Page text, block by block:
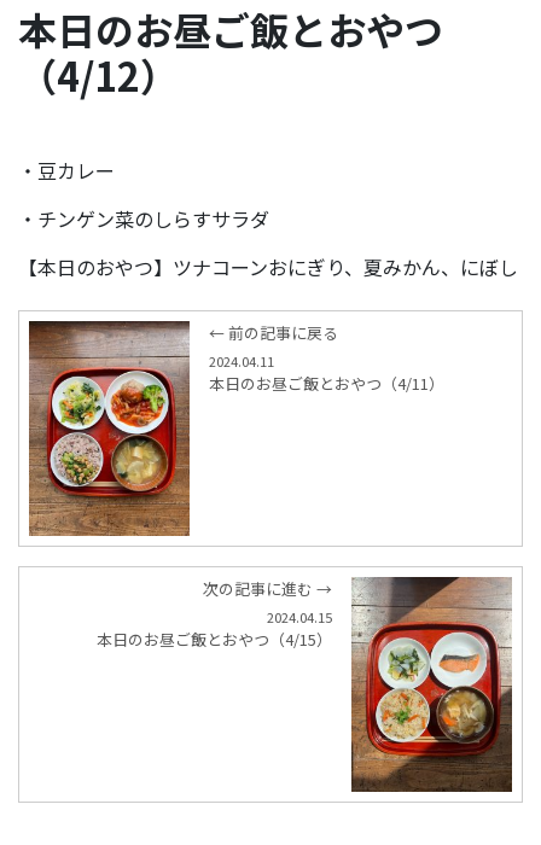
本日のお昼ご飯とおやつ
（4/12）
・豆カレー
・チンゲン菜のしらすサラダ
【本日のおやつ】ツナコーンおにぎり、夏みかん、にぼし
← 前の記事に戻る
2024.04.11
本日のお昼ご飯とおやつ（4/11）
次の記事に進む →
2024.04.15
本日のお昼ご飯とおやつ（4/15）